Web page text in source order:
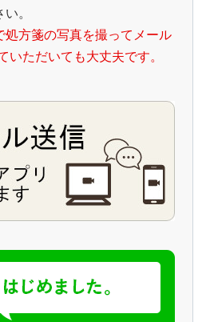
。
方箋の写真を撮ってメール
いただいても大丈夫です。